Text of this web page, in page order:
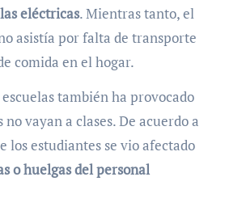
eléctricas. Mientras tanto, el
asistía por falta de transporte
comida en el hogar.
también ha provocado
vayan a clases. De acuerdo a
los estudiantes se vio afectado
o huelgas del personal